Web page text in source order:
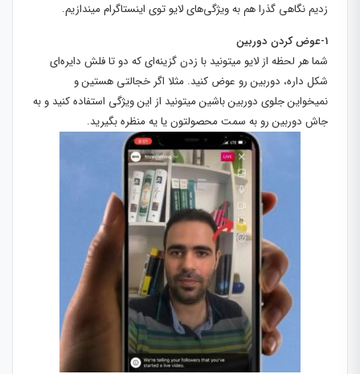
زدیم نگاهی گذرا هم به ویژگی‌های لایو توی اینستاگرام میندازیم.
1-عوض کردن دوربین
شما هر لحظه از لایو میتونید با زدن گزینه‌ای که دو تا فلش دایره‌ای
شکل داره، دوربین رو عوض کنید. مثلا اگر خجالتی هستین و
نمیخواین جلوی دوربین باشین میتونید از این ویژگی استفاده کنید و به
جاش دوربین رو به سمت محصولتون یا یه منظره بگیرید.